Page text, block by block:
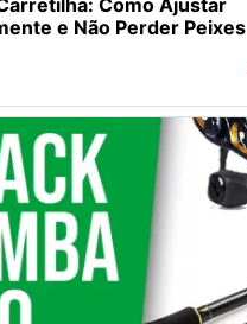
e Não Perder Peixes